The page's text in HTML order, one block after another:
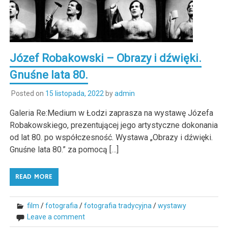
Józef Robakowski – Obrazy i dźwięki.
Gnuśne lata 80.
Posted on 15 listopada, 2022 byadmin
Galeria Re:Medium w Łodzi zaprasza na wystawę Józefa
Robakowskiego, prezentującej jego artystyczne dokonania
od lat 80. po współczesność. Wystawa „Obrazy i dźwięki.
Gnuśne lata 80.” za pomocą […]
READ MORE
film /fotografia /fotografia tradycyjna /wystawy
Leave a comment